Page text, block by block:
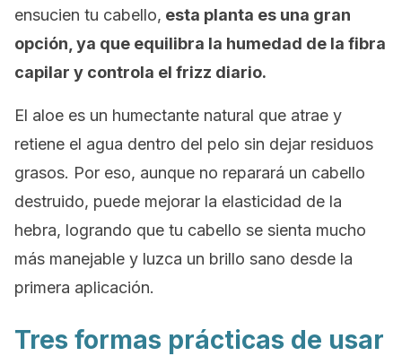
ensucien tu cabello, esta planta es una gran
opción, ya que equilibra la humedad de la fibra
capilar y controla el frizz diario.
El aloe es un humectante natural que atrae y
retiene el agua dentro del pelo sin dejar residuos
grasos. Por eso, aunque no reparará un cabello
destruido, puede mejorar la elasticidad de la
hebra, logrando que tu cabello se sienta mucho
más manejable y luzca un brillo sano desde la
primera aplicación.
Tres formas prácticas de usar